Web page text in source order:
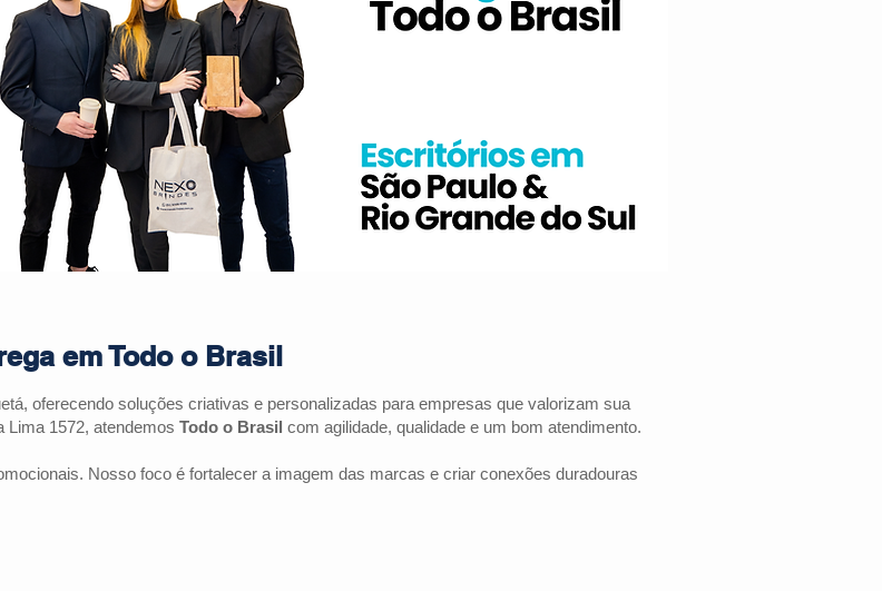
em Todo o Brasil
, oferecendo soluções criativas e personalizadas para empresas que valorizam sua
1572, atendemos Todo o Brasil com agilidade, qualidade e um bom atendimento.
Nosso foco é fortalecer a imagem das marcas e criar conexões duradouras